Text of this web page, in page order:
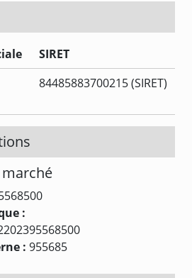
SIRET
84485883700215 (SIRET)
:
: 955685